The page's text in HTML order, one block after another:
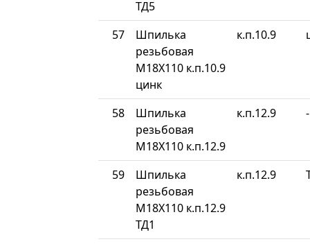
ТД5
57
Шпилька
резьбовая
М18Х110 к.п.10.9
цинк
к.п.10.9
58
Шпилька
резьбовая
М18Х110 к.п.12.9
к.п.12.9 -
59
Шпилька
резьбовая
М18Х110 к.п.12.9
ТД1
к.п.12.9